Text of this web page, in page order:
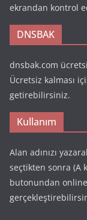
ekrandan kontrol
DNSBAK
dnsbak.com
Ücretsiz kalması
getirebilirsiniz.
Kullanım
Alan adınızı
seçtikten sonra (A
butonundan